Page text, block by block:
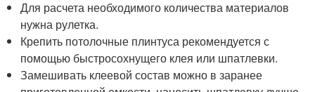
Для расчета необходимого количества материалов
нужна рулетка.
Крепить потолочные плинтуса рекомендуется с
помощью быстросохнущего клея или шпатлевки.
Замешивать клеевой состав можно в заранее